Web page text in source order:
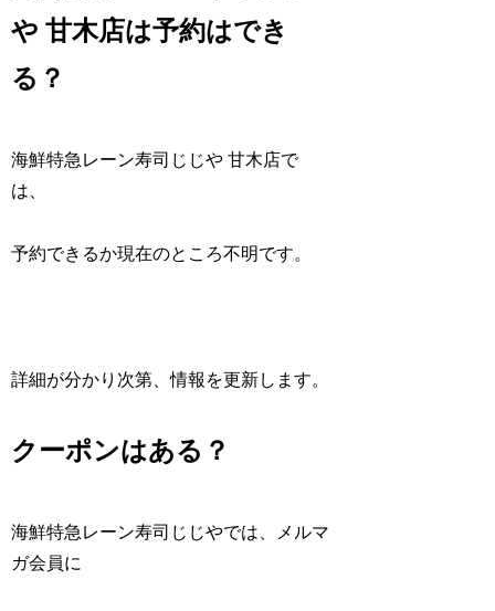
や 甘木店は予約はでき
る？
海鮮特急レーン寿司じじや 甘木店で
は、
予約できるか現在のところ不明です。
詳細が分かり次第、情報を更新します。
クーポンはある？
海鮮特急レーン寿司じじやでは、メルマ
ガ会員に